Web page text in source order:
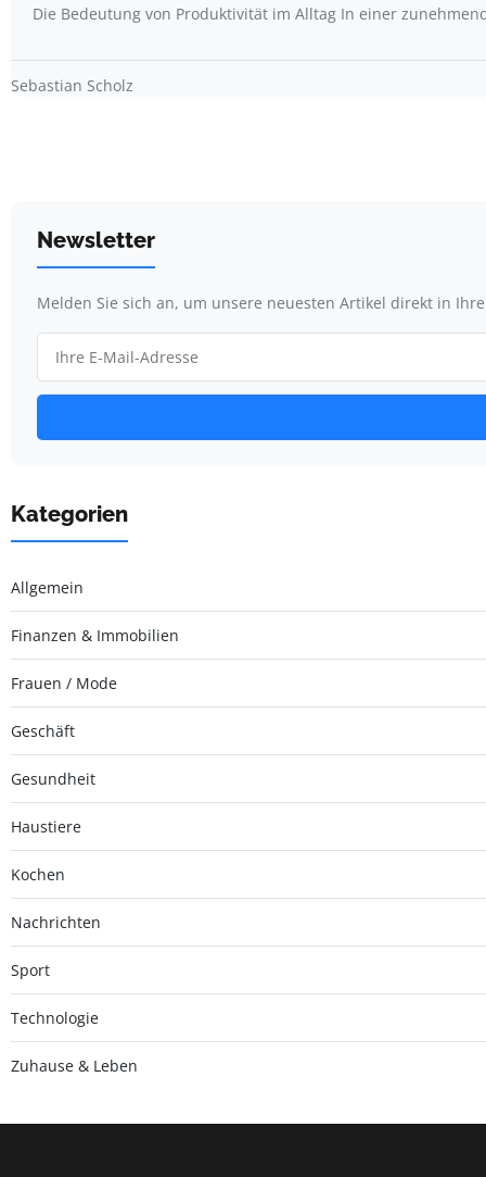
Die Bedeutung von Produktivität im Alltag In einer
Sebastian Scholz
Newsletter
Melden Sie sich an, um unsere neuesten Artikel direkt in
Kategorien
Allgemein
Finanzen & Immobilien
Frauen / Mode
Geschäft
Gesundheit
Haustiere
Kochen
Nachrichten
Sport
Technologie
Zuhause & Leben